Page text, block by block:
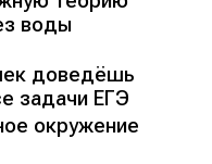
воды
доведёшь
задачи ЕГЭ
окружение